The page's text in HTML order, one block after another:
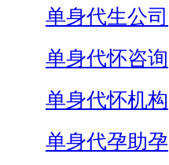
单身代生公司
单身代怀咨询
单身代怀机构
单身代孕助孕